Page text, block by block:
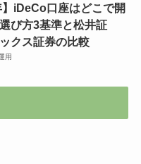
】iDeCo口座はどこで開
び方3基準と松井証
クス証券の比較
用